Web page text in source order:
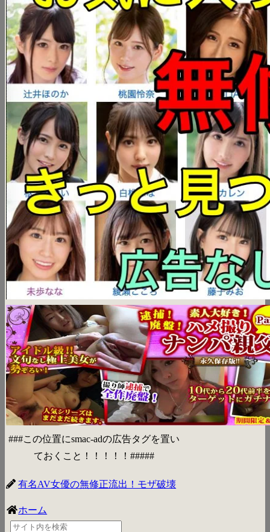
###この位置にsmac-adの広告タグを置い
ておくこと！！！！！#####
有名AV女優の無修正流出！モザ破壊
ホーム